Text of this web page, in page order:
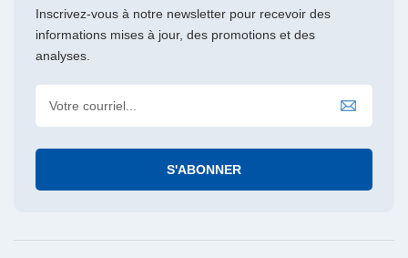
Inscrivez-vous à notre newsletter pour recevoir des
informations mises à jour, des promotions et des
analyses.